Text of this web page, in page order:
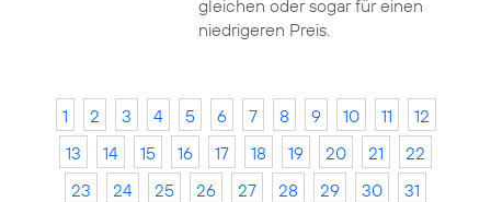
gleichen oder sogar für einen
niedrigeren Preis.
1 2 3 4 5 6 7 8 9 10 11
12
13
14 15 16 17 18 19 20 21
22
23
24 25 26 27 28 29 30
31